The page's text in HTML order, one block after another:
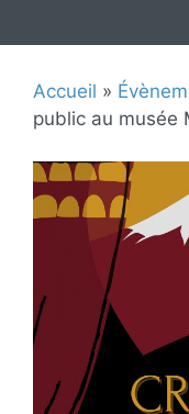
Accueil »
public au musée